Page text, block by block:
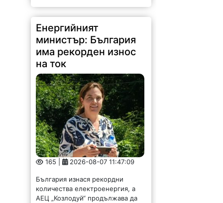
Енергийният
министър: България
има рекорден износ
на ток
165 | 2026-08-07 11:47:09
България изнася рекордни
количества електроенергия, а
АЕЦ „Козлодуй“ продължава да